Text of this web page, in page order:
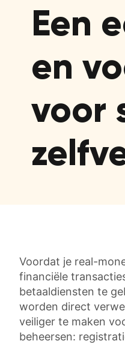
Een
en
voor
Voordat je real-
financiële
betaaldiensten te
worden direct
veiliger te maken
beheersen: